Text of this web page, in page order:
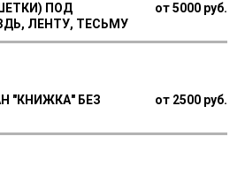
ПОД
ЛЕНТУ, ТЕСЬМУ
от 5000 руб.
"КНИЖКА" БЕЗ
от 2500 руб.